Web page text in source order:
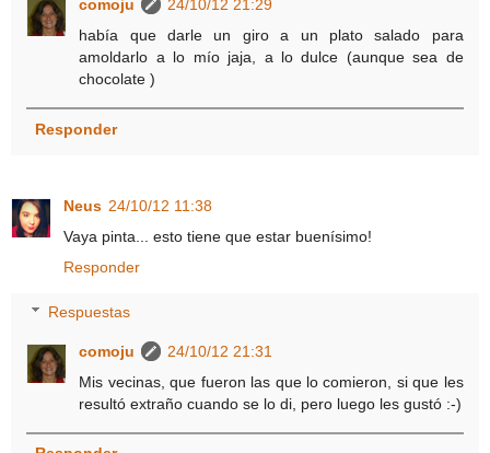
comoju
24/10/12 21:29
había que darle un giro a un plato salado para
amoldarlo a lo mío jaja, a lo dulce (aunque sea de
chocolate )
Responder
Neus 24/10/12 11:38
Vaya pinta... esto tiene que estar buenísimo!
Responder
Respuestas
comoju
24/10/12 21:31
Mis vecinas, que fueron las que lo comieron, si que les
resultó extraño cuando se lo di, pero luego les gustó :-)